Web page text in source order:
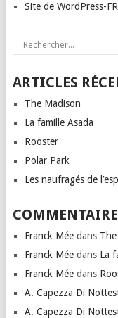
Site de WordPress-FR
ARTICLES
The Madison
La famille Asada
Rooster
Polar Park
Les naufragés de
Franck Méedans
Franck Méedans La
Franck Méedans
A. Capezza Di
A. Capezza Di